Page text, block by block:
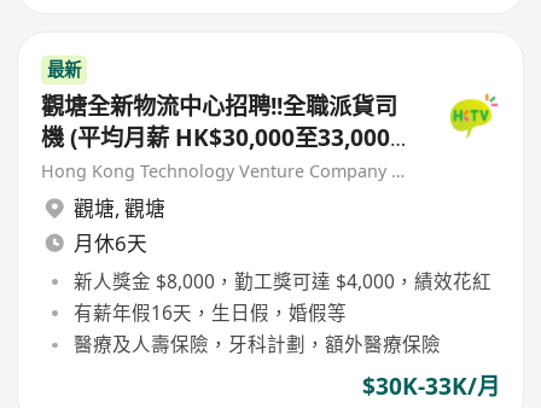
最新
觀塘全新物流中心招聘!!全職派貨司
機 (平均月薪 HK$30,000至33,000)
[首3個月保證派貨津貼$7,000 另有
新人獎金$8,000#]
Hong Kong Technology Venture Company Limited(HKTV)
觀塘, 觀塘
月休6天
新人獎金 $8,000，勤工獎可達 $4,000，績效花紅
有薪年假16天，生日假，婚假等
醫療及人壽保險，牙科計劃，額外醫療保險
$30K-33K/月